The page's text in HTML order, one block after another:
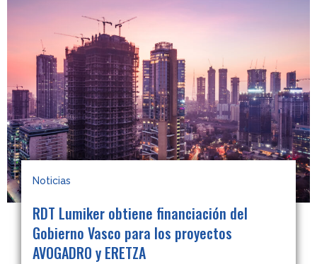
Noticias
RDT Lumiker obtiene financiación del
Gobierno Vasco para los proyectos
AVOGADRO y ERETZA